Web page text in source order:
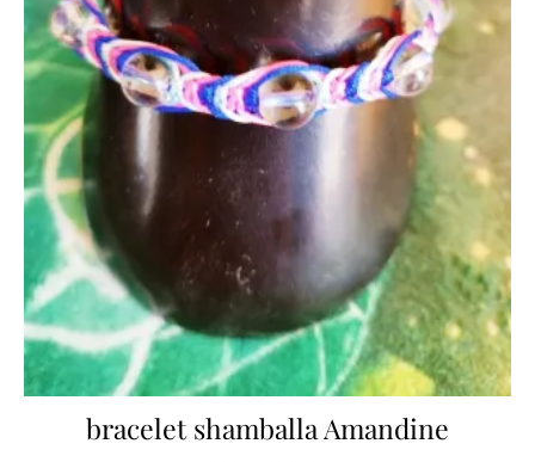
bracelet shamballa Amandine